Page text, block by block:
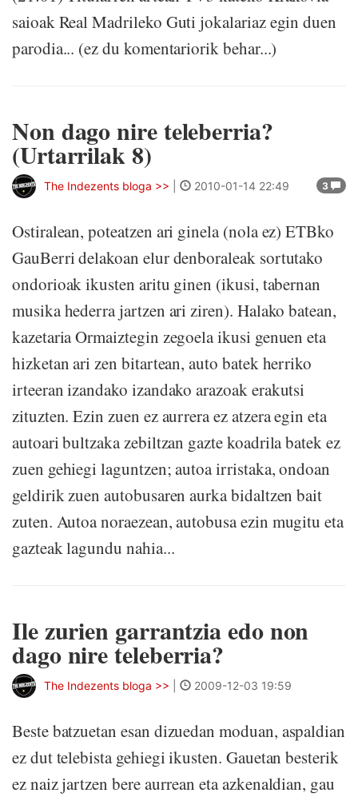
saioak Real Madrileko Guti jokalariaz egin duen
parodia... (ez du komentariorik behar...)
Non dago nire teleberria?
(Urtarrilak 8)
3
The Indezents bloga >> 2010-01-14 22:49
Ostiralean, poteatzen ari ginela (nola ez) ETBko
GauBerri delakoan elur denboraleak sortutako
ondorioak ikusten aritu ginen (ikusi, tabernan
musika hederra jartzen ari ziren). Halako batean,
kazetaria Ormaiztegin zegoela ikusi genuen eta
hizketan ari zen bitartean, auto batek herriko
irteeran izandako izandako arazoak erakutsi
zituzten. Ezin zuen ez aurrera ez atzera egin eta
autoari bultzaka zebiltzan gazte koadrila batek ez
zuen gehiegi laguntzen; autoa irristaka, ondoan
geldirik zuen autobusaren aurka bidaltzen bait
zuten. Autoa noraezean, autobusa ezin mugitu eta
gazteak lagundu nahia...
Ile zurien garrantzia edo non
dago nire teleberria?
The Indezents bloga >> 2009-12-03 19:59
Beste batzuetan esan dizuedan moduan, aspaldian
ez dut telebista gehiegi ikusten. Gauetan besterik
ez naiz jartzen bere aurrean eta azkenaldian, gau